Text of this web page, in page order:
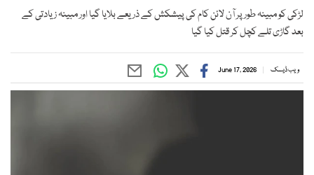
لڑکی کو مبینہ طور پر آن لائن کام کی پیشکش کے ذریعے بلایا گیا اور مبینہ زیادتی کے
بعد گاڑی تلے کچل کر قتل کیا گیا
ویب ڈیسک June 17, 2026